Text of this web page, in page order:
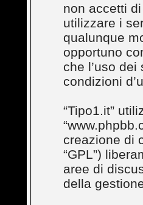
non accetti
utilizzare i
qualunque
opportuno
che l’uso
condizioni
“Tipo1.it”
creazione di
“GPL”)
aree di
della